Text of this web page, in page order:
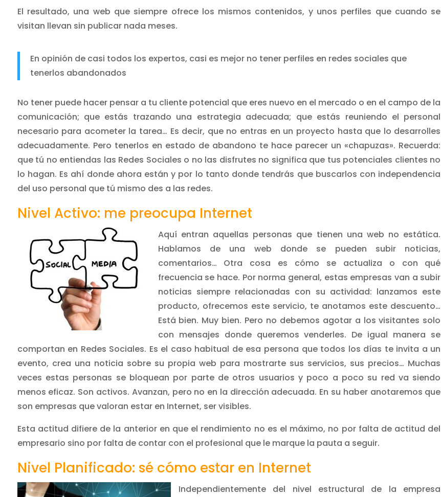
El resultado, una web que siempre ofrece los mismos contenidos, y unos perfiles que cuando se
visitan llevan sin publicar nada meses.
En opinión de casi todos los expertos, casi es mejor no tener perfiles en redes sociales que
tenerlos abandonados
No tener puede hacer pensar a tu cliente potencial que eres nuevo en el mercado o en el campo de la
comunicación; que estás trazando una estrategia adecuada; que estás reuniendo el personal
necesario para acometer la tarea… Es decir, que no entras en un proyecto hasta que lo desarrolles
adecuadamente. Pero tenerlos en estado de abandono te hace parecer un «chapuzas». Recuerda:
que tú no entiendas las Redes Sociales o no las disfrutes no significa que tus potenciales clientes no
lo hagan. Es ahí donde ahora están y por lo tanto donde tendrás que buscarlos con independencia
del uso personal que tú mismo des a las redes.
Nivel Activo: me preocupa Internet
Aquí entran aquellas personas que tienen una web no estática.
Hablamos de una web donde se pueden subir noticias,
comentarios… Otra cosa es cómo se actualiza o con qué
frecuencia se hace. Por norma general, estas empresas van a subir
noticias siempre relacionadas con su actividad: lanzamos este
producto, ofrecemos este servicio, te anotamos este descuento…
Está bien. Muy bien. Pero no debemos agotar a los visitantes solo
con mensajes donde queremos venderles. De igual manera se
comportan en Redes Sociales. Es el caso habitual de esa persona que todos los días te invita a un
evento, crea una noticia sobre su propia web para mostrarte sus servicios, sus precios… Muchas
veces estas personas se bloquean por parte de otros usuarios y poco a poco su red va siendo
menos eficaz. Son activos. Avanzan, pero no en la dirección adecuada. En su haber anotaremos que
son empresas que valoran estar en Internet, ser visibles.
Esta actitud difiere de la anterior en que el rendimiento no es el máximo, no por falta de actitud del
empresario sino por falta de contar con el profesional que le marque la pauta a seguir.
Nivel Planificado: sé cómo estar en Internet
Independientemente del nivel estructural de la empresa